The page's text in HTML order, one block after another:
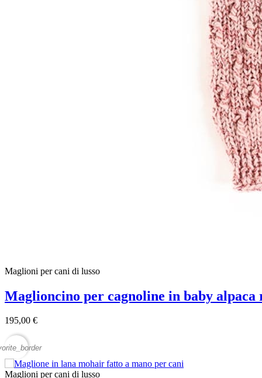
Maglioni per cani di lusso
Maglioncino per cagnoline in baby
195,00 €
Maglioni per cani di lusso